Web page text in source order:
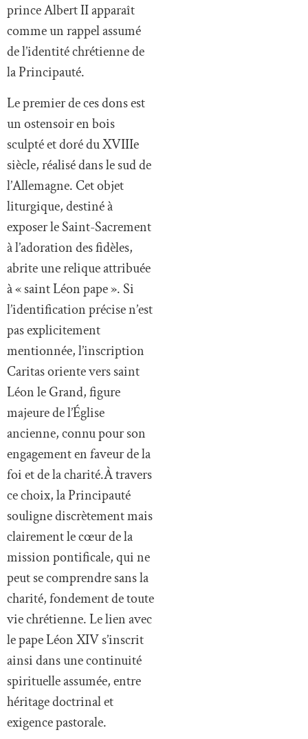
prince Albert II apparaît
comme un rappel assumé
de l’identité chrétienne de
la Principauté.
Le premier de ces dons est
un ostensoir en bois
sculpté et doré du XVIIIe
siècle, réalisé dans le sud de
l’Allemagne. Cet objet
liturgique, destiné à
exposer le Saint-Sacrement
à l’adoration des fidèles,
abrite une relique attribuée
à « saint Léon pape ». Si
l’identification précise n’est
pas explicitement
mentionnée, l’inscription
Caritas oriente vers saint
Léon le Grand, figure
majeure de l’Église
ancienne, connu pour son
engagement en faveur de la
foi et de la charité.À travers
ce choix, la Principauté
souligne discrètement mais
clairement le cœur de la
mission pontificale, qui ne
peut se comprendre sans la
charité, fondement de toute
vie chrétienne. Le lien avec
le pape Léon XIV s’inscrit
ainsi dans une continuité
spirituelle assumée, entre
héritage doctrinal et
exigence pastorale.